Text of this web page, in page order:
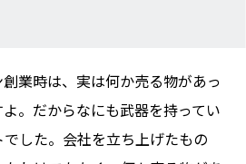
業時は、実は何か売る物があっ
。だからなにも武器を持ってい
した。会社を立ち上げたもの